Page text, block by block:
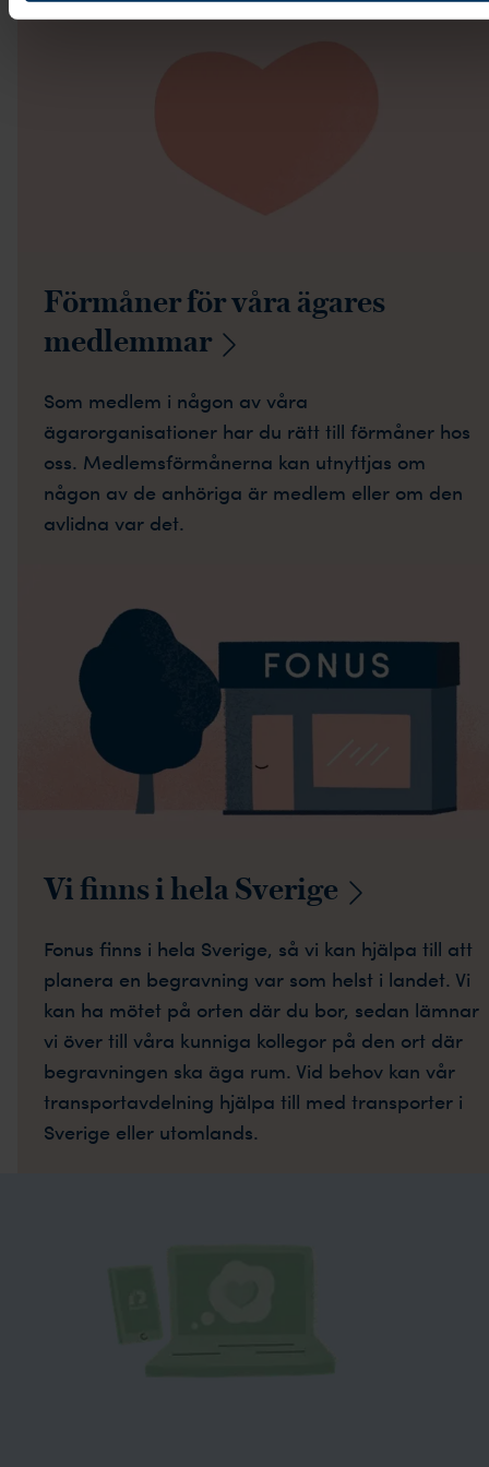
Förmåner för våra ägares
medlemmar
Som medlem i någon av våra
ägarorganisationer har du rätt till förmåner hos
oss. Medlemsförmånerna kan utnyttjas om
någon av de anhöriga är medlem eller om den
avlidna var det.
Vi finns i helaSverige
Fonus finns i hela Sverige, så vi kan hjälpa till att
planera en begravning var som helst i landet. Vi
kan ha mötet på orten där du bor, sedan lämnar
vi över till våra kunniga kollegor på den ort där
begravningen ska äga rum. Vid behov kan vår
transportavdelning hjälpa till med transporter i
Sverige eller utomlands.